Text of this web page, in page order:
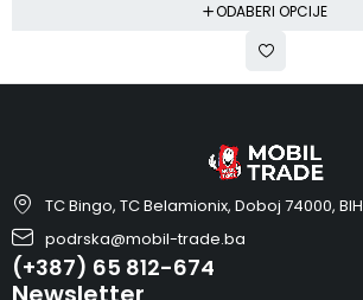
ODABERI OPCIJE
TC Bingo, TC Belamionix, Doboj 74000, BIH
podrska@mobil-trade.ba
(+387) 65 812-674